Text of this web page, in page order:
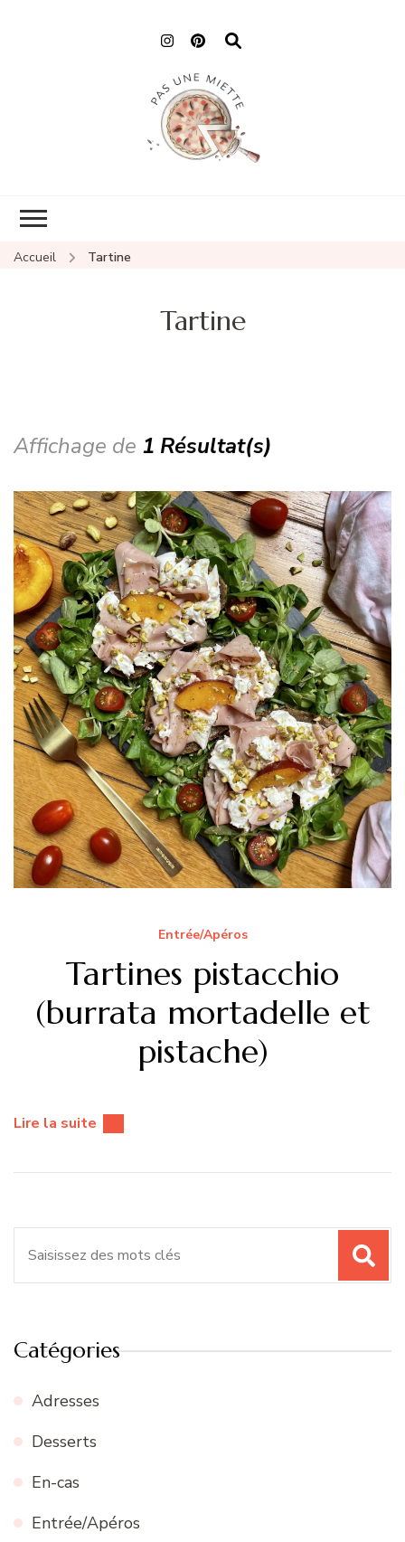
Accueil Tartine
Tartine
Affichage de 1 Résultat(s)
Entrée/Apéros
Tartines pistacchio
(burrata mortadelle et
pistache)
Lire la suite
Catégories
Adresses
Desserts
En-cas
Entrée/Apéros